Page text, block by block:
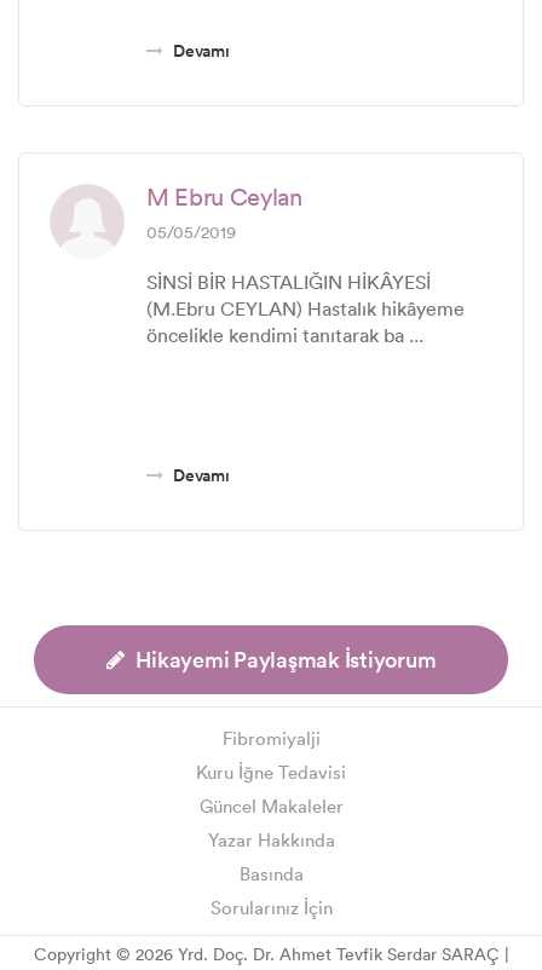
Devamı
M Ebru Ceylan
05/05/2019
SİNSİ BİR HASTALIĞIN HİKÂYESİ
(M.Ebru CEYLAN) Hastalık hikâyeme
öncelikle kendimi tanıtarak ba ...
Devamı
Hikayemi Paylaşmak İstiyorum
Fibromiyalji
Kuru İğne Tedavisi
Güncel Makaleler
Yazar Hakkında
Basında
Sorularınız İçin
Copyright © 2026 Yrd. Doç. Dr. Ahmet Tevfik Serdar SARAÇ |